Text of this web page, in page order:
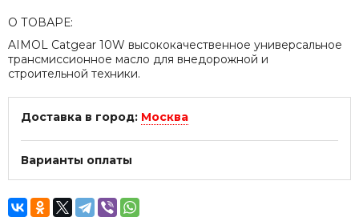
О ТОВАРЕ:
AIMOL Catgear 10W высококачественное универсальное
трансмиссионное масло для внедорожной и
строительной техники.
Доставка в город: Москва
Варианты оплаты